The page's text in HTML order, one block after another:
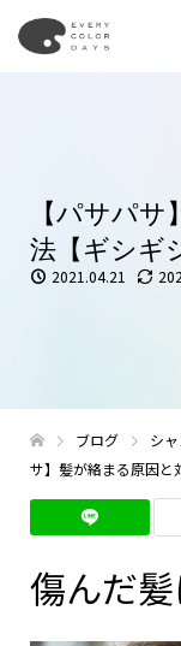
【パサパ
法【ギシギ
2021.04.21
ブログ シ
サ】髪が絡まる原因と
傷んだ